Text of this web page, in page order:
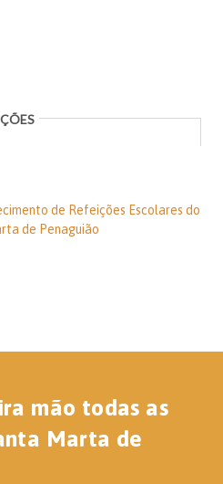
de Refeições Escolares do
de Penaguião
mão todas as
Marta de